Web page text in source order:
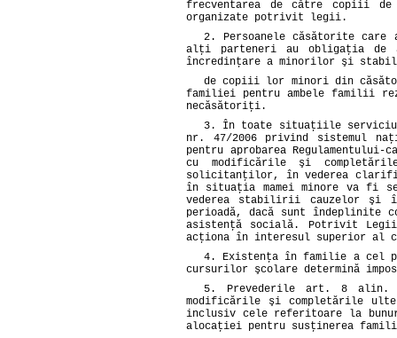
frecventarea de către copiii
organizate potrivit legii.
2. Persoanele căsătorite
alţi parteneri au obligaţia de
încredinţare a minorilor şi
de copiii lor minori din
familiei pentru ambele familii
necăsătoriţi.
3. În toate situaţiile
nr. 47/2006privind sistemul
pentru aprobarea
cu modificările şi
solicitanţilor, în vederea
în situaţia mamei minore va fi
vederea stabilirii cauzelor şi
perioadă, dacă sunt îndeplinite
asistenţă socială. Potrivit
acţiona în interesul superior al
4. Existenţa în familie a cel
cursurilor şcolare determină
5. Prevederile art. 8 alin.
modificările şi completările
inclusiv cele referitoare la
alocaţiei pentru susţinerea